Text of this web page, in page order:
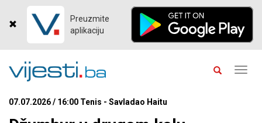
Preuzmite
aplikaciju
07.07.2026 / 16:00 Tenis - Savladao Haitu